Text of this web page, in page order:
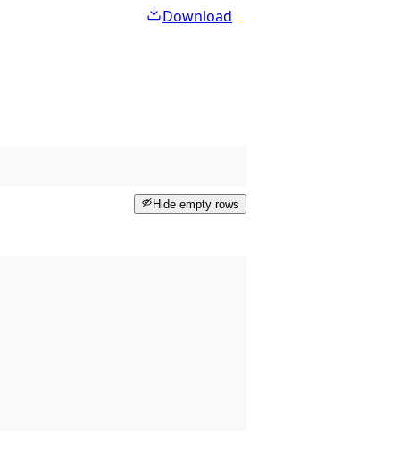
Download
Hide empty rows